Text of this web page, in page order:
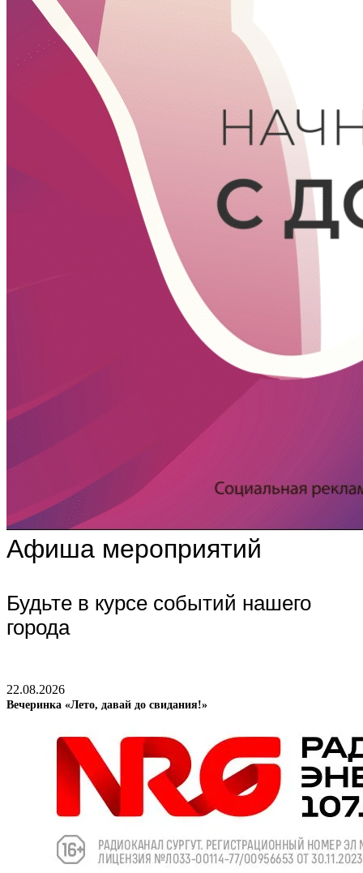
Афиша мероприятий
Будьте в курсе событий нашего
города
22.08.2026
Вечеринка «Лето, давай до свидания!»